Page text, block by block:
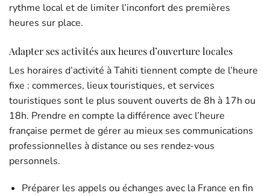
rythme local et de limiter l’inconfort des premières
heures sur place.
Adapter ses activités aux heures d’ouverture locales
Les horaires d’activité à Tahiti tiennent compte de l’heure
fixe : commerces, lieux touristiques, et services
touristiques sont le plus souvent ouverts de 8h à 17h ou
18h. Prendre en compte la différence avec l’heure
française permet de gérer au mieux ses communications
professionnelles à distance ou ses rendez-vous
personnels.
Préparer les appels ou échanges avec la France en fin